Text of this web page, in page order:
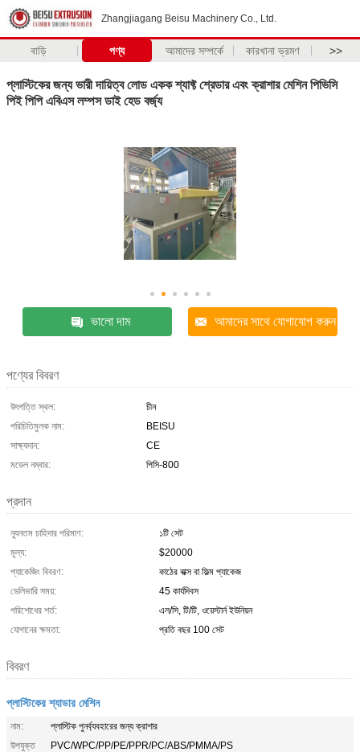
Zhangjiagang Beisu Machinery Co., Ltd.
বাড়ি পণ্য আমাদের সম্পর্কে কারখানা ভ্রমণ >>
প্লাস্টিকের জন্য ভারী দায়িত্ব লোড একক শ্যাফ্ট শ্রেডার এবং ক্রাশার মেশিন পিভিসি
পিই পিপি এবিএস লম্পস ডাই হেড বর্জ্য
ভালো দাম আমাদের সাথে যোগাযোগ করুন
পণ্যের বিবরণ
উৎপত্তি স্থল:
চীন
পরিচিতিমুলক নাম:
BEISU
সাক্ষ্যদান:
CE
মডেল নম্বার:
পিসি-800
প্রদান
ন্যূনতম চাহিদার পরিমাণ:
১টি সেট
মূল্য:
$20000
প্যাকেজিং বিবরণ:
কাঠের বাক্স বা ফিল্ম প্যাকেজ
ডেলিভারি সময়:
45 কার্যদিবস
পরিশোধের শর্ত:
এল/সি, টি/টি, ওয়েস্টার্ন ইউনিয়ন
যোগানের ক্ষমতা:
প্রতি বছর 100 সেট
বিবরণ
প্লাস্টিকের শ্যাডার মেশিন
নাম:
প্লাস্টিক পুনর্ব্যবহারের জন্য ক্রাশার
উপযুক্ত
PVC/WPC/PP/PE/PPR/PC/ABS/PMMA/PS